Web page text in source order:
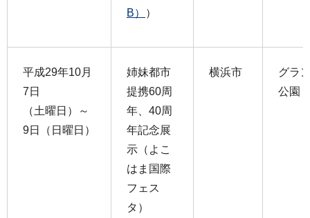
B）
）
平成29年10月
7日
（土曜日）～
9日（日曜日）
姉妹都市
提携60周
年、40周
年記念展
示（よこ
はま国際
フェス
タ）
横浜市
グラ
公園